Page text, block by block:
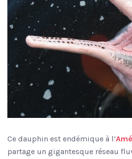
Ce dauphin est endémique à l’
partage un gigantesque réseau